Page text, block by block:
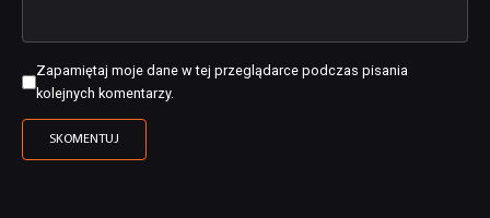
Zapamiętaj moje dane w tej przeglądarce podczas pisania
kolejnych komentarzy.